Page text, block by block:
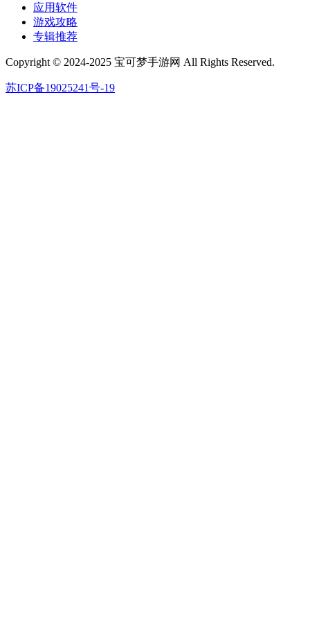
应用软件
游戏攻略
专辑推荐
Copyright © 2024-2025 宝可梦手游网 All Rights Reserved.
苏ICP备19025241号-19